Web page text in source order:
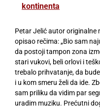
kontinenta
Petar Jelić autor originalne
opisao rečima: „Bio sam
da postoji tampon zona
stari vukovi, beli orlovi i
trebalo prihvatanje, da
i u kom smeru želi da ide.
sam priliku da vidim par
uradim muziku. Prećutni